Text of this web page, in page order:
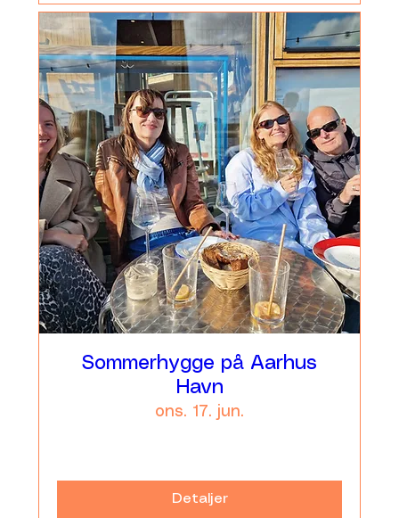
Sommerhygge på Aarhus
Havn
ons. 17. jun.
Detaljer